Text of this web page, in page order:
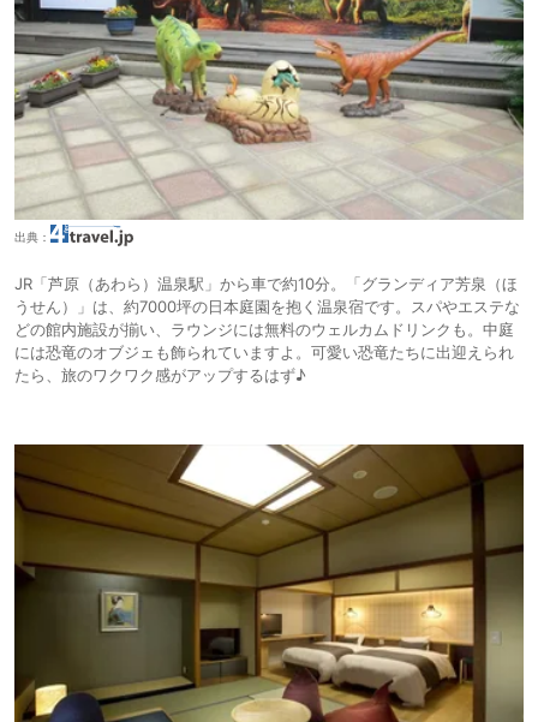
出典：
JR「芦原（あわら）温泉駅」から車で約10分。「グランディア芳泉（ほ
うせん）」は、約7000坪の日本庭園を抱く温泉宿です。スパやエステな
どの館内施設が揃い、ラウンジには無料のウェルカムドリンクも。中庭
には恐竜のオブジェも飾られていますよ。可愛い恐竜たちに出迎えられ
たら、旅のワクワク感がアップするはず♪